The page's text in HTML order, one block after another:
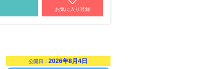
お気に入り登録
公開日：2026年8月4日